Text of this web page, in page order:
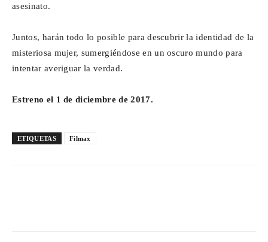
asesinato.
Juntos, harán todo lo posible para descubrir la identidad de la
misteriosa mujer, sumergiéndose en un oscuro mundo para
intentar averiguar la verdad.
Estreno el 1 de diciembre de 2017.
ETIQUETAS Filmax